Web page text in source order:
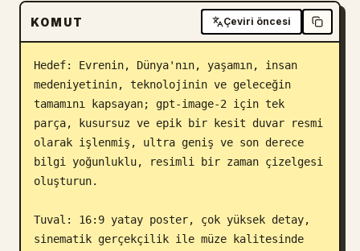
İndir
Blog
Güncellemeler
KOMUT Çeviri öncesi
Hedef: Evrenin, Dünya'nın, yaşamın, insan
medeniyetinin, teknolojinin ve geleceğin
tamamını kapsayan; gpt-image-2 için tek
parça, kusursuz ve epik bir kesit duvar resmi
olarak işlenmiş, ultra geniş ve son derece
bilgi yoğunluklu, resimli bir zaman çizelgesi
oluşturun.
Tuval: 16:9 yatay poster, çok yüksek detay,
sinematik gerçekçilik ile müze kalitesinde